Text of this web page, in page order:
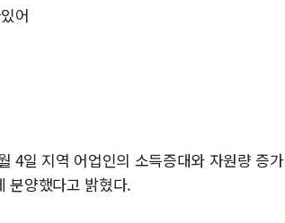
어
4일 지역 어업인의 소득증대와 자원량 증가
분양했다고 밝혔다.